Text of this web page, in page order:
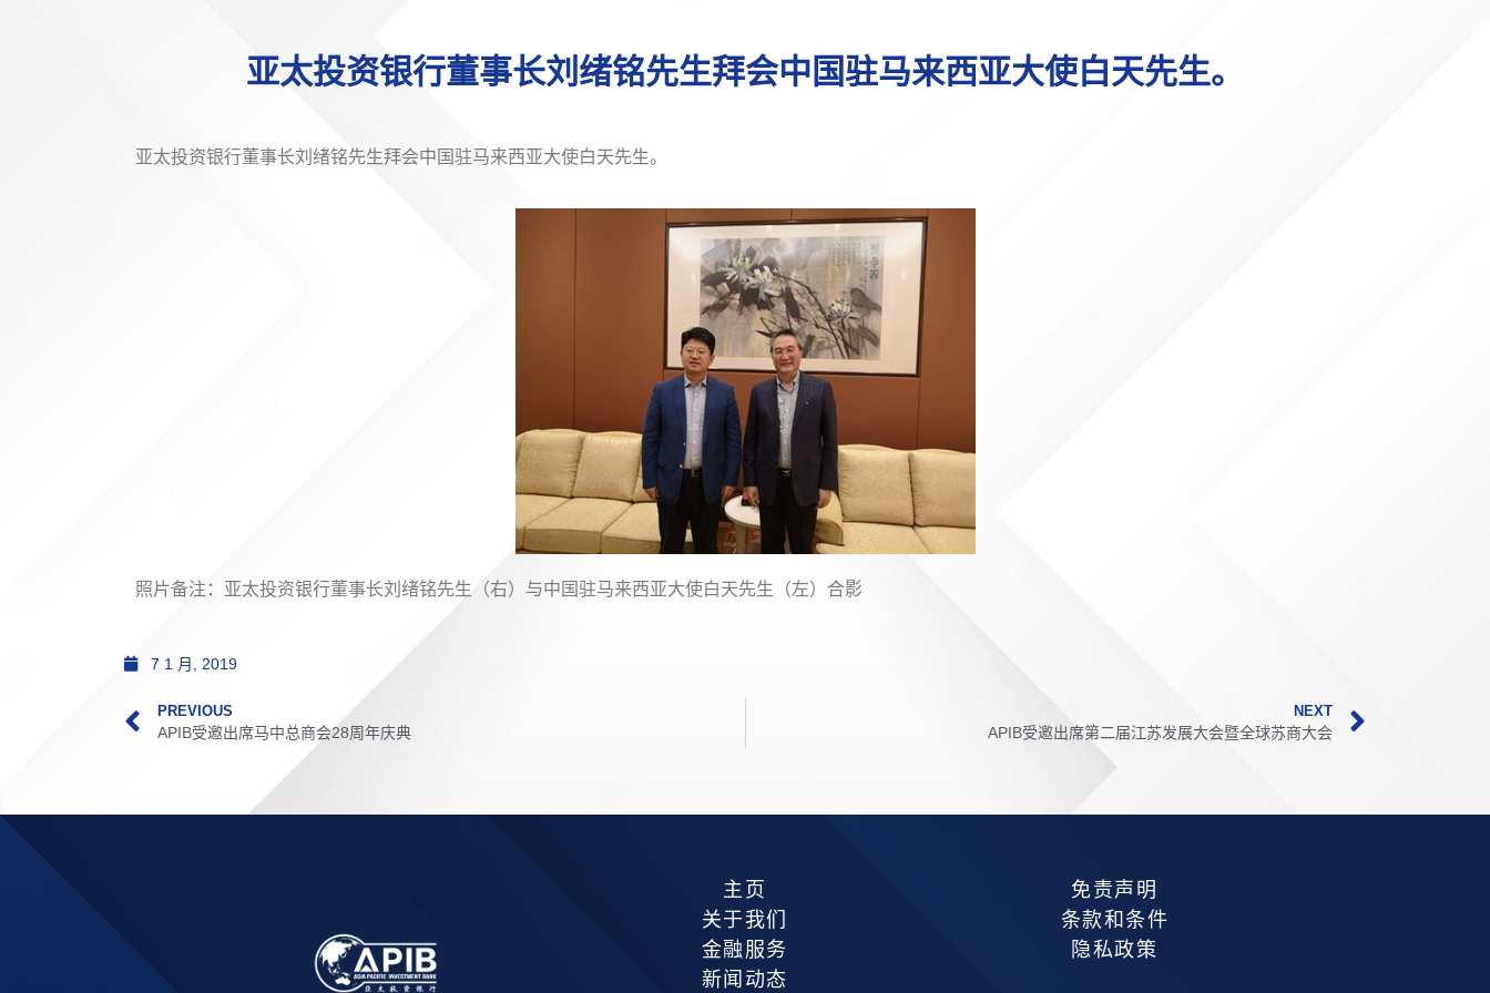
亚太投资银行董事长刘绪铭先生拜会中国驻马来西亚大使白天先生。
亚太投资银行董事长刘绪铭先生拜会中国驻马来西亚大使白天先生。
照片备注：亚太投资银行董事长刘绪铭先生（右）与中国驻马来西亚大使白天先生（左）合影
7 1 月, 2019
PREVIOUS
APIB受邀出席马中总商会28周年庆典
NEXT
APIB受邀出席第二届江苏发展大会暨全球苏商大会
主页
关于我们
金融服务
新闻动态
免责声明
条款和条件
隐私政策